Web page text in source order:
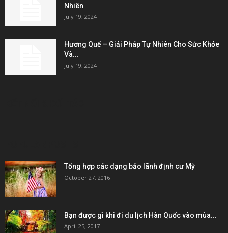
Nhiên
July 19, 2024
Hương Quế – Giải Pháp Tự Nhiên Cho Sức Khỏe
Và...
July 19, 2024
Tổng hợp các dạng bảo lãnh định cư Mỹ
October 27, 2016
Bạn được gì khi đi du lịch Hàn Quốc vào mùa...
April 25, 2017